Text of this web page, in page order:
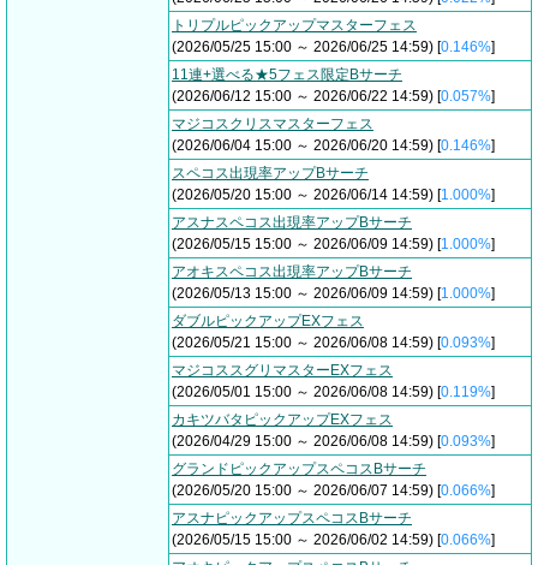
トリプルピックアップマスターフェス
(2026/05/25 15:00 ～ 2026/06/25 14:59) [0.146%]
11連+選べる★5フェス限定Bサーチ
(2026/06/12 15:00 ～ 2026/06/22 14:59) [0.057%]
マジコスクリスマスターフェス
(2026/06/04 15:00 ～ 2026/06/20 14:59) [0.146%]
スペコス出現率アップBサーチ
(2026/05/20 15:00 ～ 2026/06/14 14:59) [1.000%]
アスナスペコス出現率アップBサーチ
(2026/05/15 15:00 ～ 2026/06/09 14:59) [1.000%]
アオキスペコス出現率アップBサーチ
(2026/05/13 15:00 ～ 2026/06/09 14:59) [1.000%]
ダブルピックアップEXフェス
(2026/05/21 15:00 ～ 2026/06/08 14:59) [0.093%]
マジコススグリマスターEXフェス
(2026/05/01 15:00 ～ 2026/06/08 14:59) [0.119%]
カキツバタピックアップEXフェス
(2026/04/29 15:00 ～ 2026/06/08 14:59) [0.093%]
グランドピックアップスペコスBサーチ
(2026/05/20 15:00 ～ 2026/06/07 14:59) [0.066%]
アスナピックアップスペコスBサーチ
(2026/05/15 15:00 ～ 2026/06/02 14:59) [0.066%]